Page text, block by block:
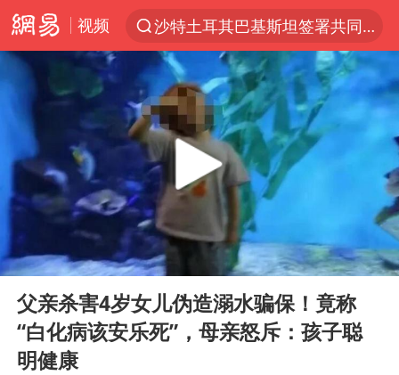
视频
沙特土耳其巴基斯坦签署共同防务协议
“电影+”如何激发千亿级消费新活力？
泉州市委书记张毅恭被查
四川宜宾市高县4.9级地震致1人死亡
名创优品回应女子吐槽内裤质量差
中国女篮70-67险胜尼日利亚女篮
Play
00:00 00:59
父亲杀害4岁女儿伪造溺水骗保！竟称
“白化病该安乐死”，母亲怒斥：孩子聪
明健康